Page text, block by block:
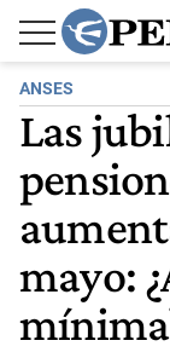
ANSES
Las
mayo: